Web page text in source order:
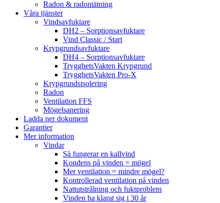
Radon & radontätning
Våra tjänster
Vindsavfuktare
DH2 – Sorptionsavfuktare
Vind Classic / Start
Krypgrundsavfuktare
DH4 – Sorptionsavfuktare
TrygghetsVakten Krypgrund
TrygghetsVakten Pro-X
Krypgrundsisolering
Radon
Ventilation FFS
Mögelsanering
Ladda ner dokument
Garantier
Mer information
Vindar
Så fungerar en kallvind
Kondens på vinden = mögel
Mer ventilation = mindre mögel?
Kontrollerad ventilation på vinden
Nattutstrålning och fuktproblem
Vinden ha klarat sig i 30 år